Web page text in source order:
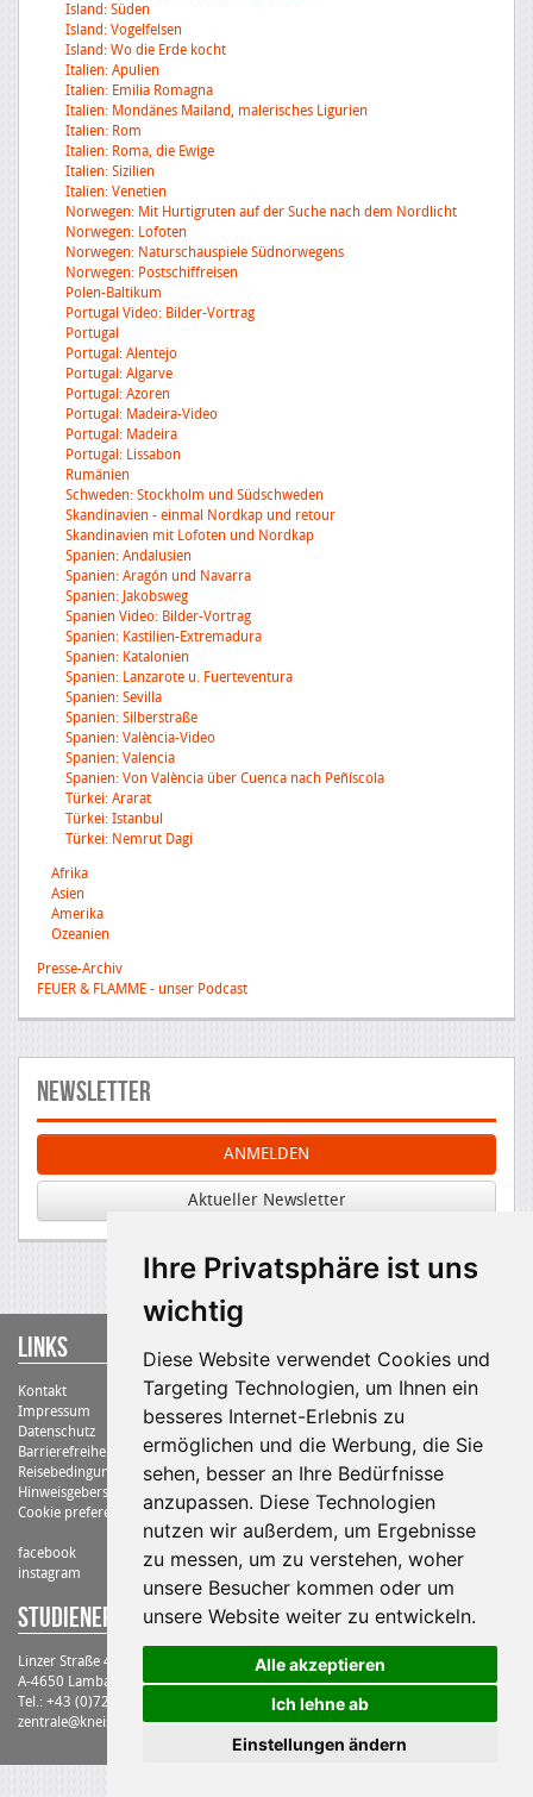
Ihre Privatsphäre ist uns
wichtig
Diese Website verwendet Cookies und
Targeting Technologien, um Ihnen ein
besseres Internet-Erlebnis zu
ermöglichen und die Werbung, die Sie
sehen, besser an Ihre Bedürfnisse
anzupassen. Diese Technologien
nutzen wir außerdem, um Ergebnisse
zu messen, um zu verstehen, woher
unsere Besucher kommen oder um
unsere Website weiter zu entwickeln.
Alle akzeptieren
Ich lehne ab
Einstellungen ändern
Island: Süden
Island: Vogelfelsen
Island: Wo die Erde kocht
Italien: Apulien
Italien: Emilia Romagna
Italien: Mondänes Mailand, malerisches Ligurien
Italien: Rom
Italien: Roma, die Ewige
Italien: Sizilien
Italien: Venetien
Norwegen: Mit Hurtigruten auf der Suche nach dem Nordlicht
Norwegen: Lofoten
Norwegen: Naturschauspiele Südnorwegens
Norwegen: Postschiffreisen
Polen-Baltikum
Portugal Video: Bilder-Vortrag
Portugal
Portugal: Alentejo
Portugal: Algarve
Portugal: Azoren
Portugal: Madeira-Video
Portugal: Madeira
Portugal: Lissabon
Rumänien
Schweden: Stockholm und Südschweden
Skandinavien - einmal Nordkap und retour
Skandinavien mit Lofoten und Nordkap
Spanien: Andalusien
Spanien: Aragón und Navarra
Spanien: Jakobsweg
Spanien Video: Bilder-Vortrag
Spanien: Kastilien-Extremadura
Spanien: Katalonien
Spanien: Lanzarote u. Fuerteventura
Spanien: Sevilla
Spanien: Silberstraße
Spanien: València-Video
Spanien: Valencia
Spanien: Von València über Cuenca nach Peñíscola
Türkei: Ararat
Türkei: Istanbul
Türkei: Nemrut Dagi
Afrika
Asien
Amerika
Ozeanien
Presse-Archiv
FEUER & FLAMME - unser Podcast
Newsletter
ANMELDEN
Aktueller Newsletter
Links
Kontakt
Impressum
Datenschutz
Barrierefreiheit
Reisebedingungen
Hinweisgebersystem
Cookie preferences
facebook
instagram
STUDIENErlebnisreisen Kneissl Touristik
Linzer Straße 4-6
A-4650 Lambach
Tel.: +43 (0)7245/20700
zentrale@kneissltouristik.at